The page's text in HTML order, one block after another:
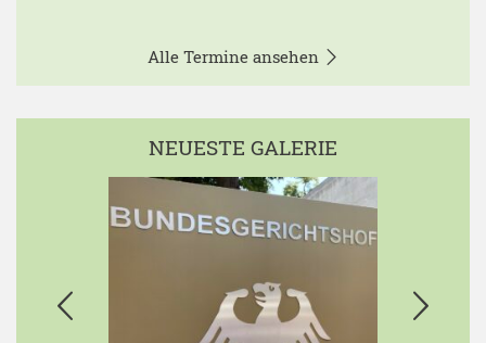
Alle Termine ansehen
NEUESTE GALERIE